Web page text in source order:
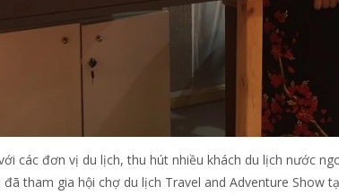
các đơn vị du lịch, thu hút nhiều khách du lịch nước
tham gia hội chợ du lịch Travel and Adventure Show